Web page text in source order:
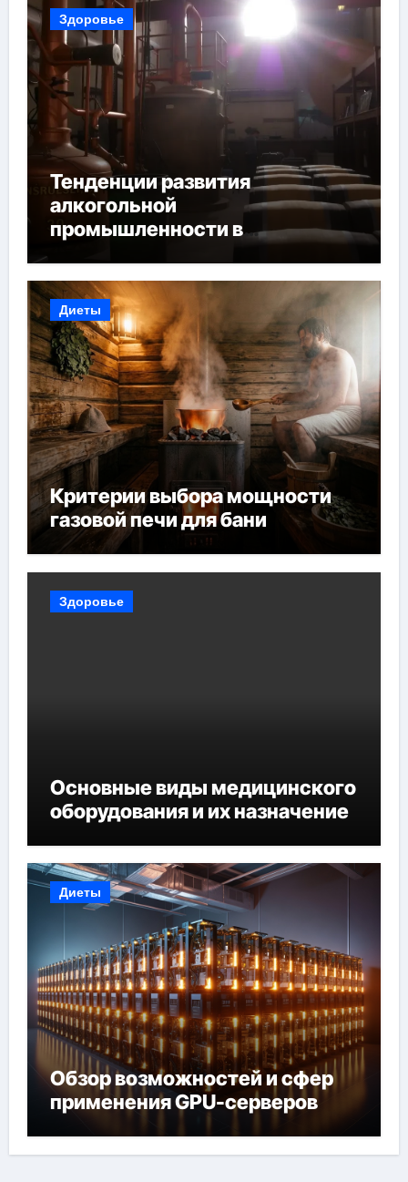
Здоровье
Тенденции развития
алкогольной
промышленности в
Диеты
Критерии выбора мощности
газовой печи для бани
Здоровье
Основные виды медицинского
оборудования и их назначение
Диеты
Обзор возможностей и сфер
применения GPU-серверов